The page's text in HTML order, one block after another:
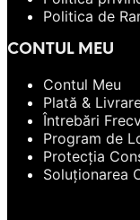
Politica de
CONTUL MEU
Contul Meu
Plată &
Întrebări
Program de
Protecția
Soluționarea